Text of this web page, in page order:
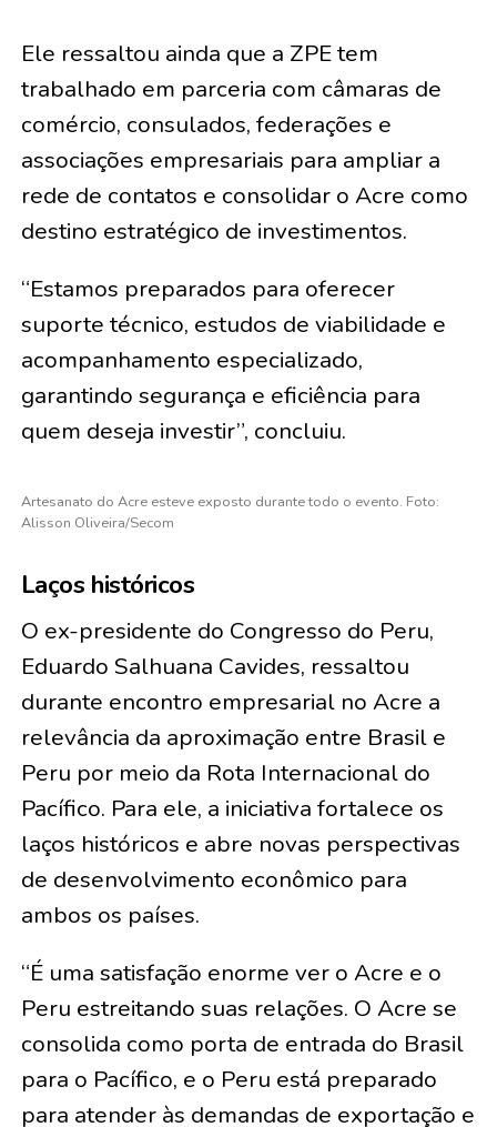
Ele ressaltou ainda que a ZPE tem
trabalhado em parceria com câmaras de
comércio, consulados, federações e
associações empresariais para ampliar a
rede de contatos e consolidar o Acre como
destino estratégico de investimentos.
“Estamos preparados para oferecer
suporte técnico, estudos de viabilidade e
acompanhamento especializado,
garantindo segurança e eficiência para
quem deseja investir”, concluiu.
Artesanato do Acre esteve exposto durante todo o evento. Foto:
Alisson Oliveira/Secom
Laços históricos
O ex-presidente do Congresso do Peru,
Eduardo Salhuana Cavides, ressaltou
durante encontro empresarial no Acre a
relevância da aproximação entre Brasil e
Peru por meio da Rota Internacional do
Pacífico. Para ele, a iniciativa fortalece os
laços históricos e abre novas perspectivas
de desenvolvimento econômico para
ambos os países.
“É uma satisfação enorme ver o Acre e o
Peru estreitando suas relações. O Acre se
consolida como porta de entrada do Brasil
para o Pacífico, e o Peru está preparado
para atender às demandas de exportação e